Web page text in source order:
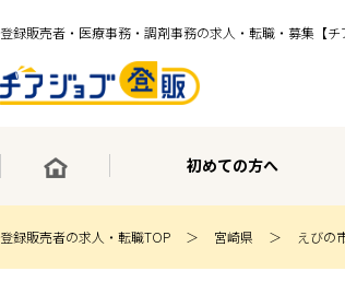
登録販売者・医療事務・調剤事務の求人・転職・募集【チ
初めての方へ
登録販売者の求人・転職TOP 宮崎県 えびの